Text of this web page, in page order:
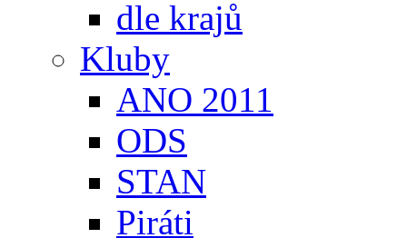
dle krajů
Kluby
ANO 2011
ODS
STAN
Piráti